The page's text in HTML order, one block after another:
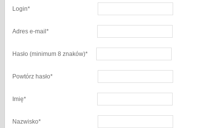
Login*
Adres e-mail *
Hasło (minimum 8 znaków)*
Powtórz hasło*
Imię*
Nazwisko*